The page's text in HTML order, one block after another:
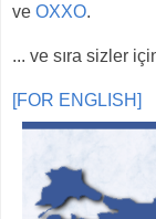
ve OXXO.
... ve sıra sizler
[FOR ENGLISH]